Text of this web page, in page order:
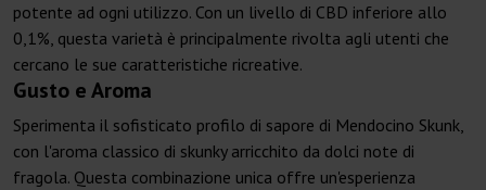
potente ad ogni utilizzo. Con un livello di CBD inferiore allo
0,1%, questa varietà è principalmente rivolta agli utenti che
cercano le sue caratteristiche ricreative.
Gusto e Aroma
Sperimenta il sofisticato profilo di sapore di Mendocino Skunk,
con l'aroma classico di skunky arricchito da dolci note di
fragola. Questa combinazione unica offre un'esperienza